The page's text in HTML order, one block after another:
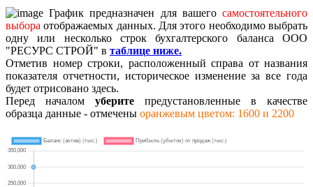
График предназначен для вашего самостоятельного
выбора отображаемых данных. Для этого необходимо выбрать
одну или несколько строк бухгалтерского баланса ООО
"РЕСУРС СТРОЙ" в таблице ниже.
Отметив номер строки, расположенный справа от названия
показателя отчетности, историческое изменение за все года
будет отрисовано здесь.
Перед началом уберите предустановленные в качестве
образца данные - отмечены оранжевым цветом: 1600 и 2200